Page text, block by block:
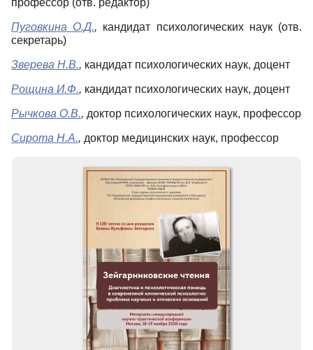
профессор (отв. редактор)
Пуговкина О.Д., кандидат психологических наук (отв.
секретарь)
Зверева Н.В., кандидат психологических наук, доцент
Рощина И.Ф., кандидат психологических наук, доцент
Рычкова О.В., доктор психологических наук, профессор
Сирота Н.А., доктор медицинских наук, профессор